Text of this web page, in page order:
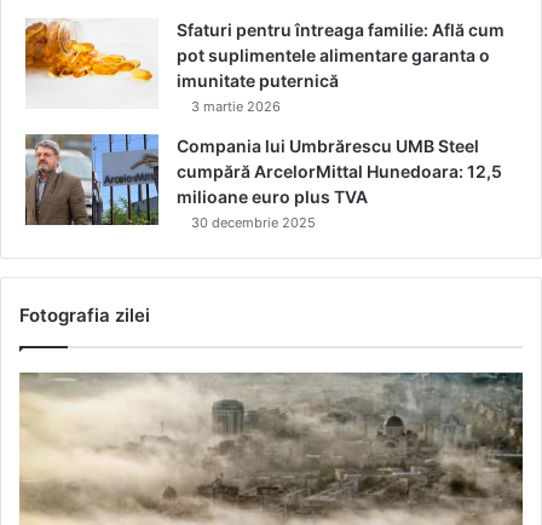
Sfaturi pentru întreaga familie: Află cum
pot suplimentele alimentare garanta o
imunitate puternică
3 martie 2026
Compania lui Umbrărescu UMB Steel
cumpără ArcelorMittal Hunedoara: 12,5
milioane euro plus TVA
30 decembrie 2025
Fotografia zilei